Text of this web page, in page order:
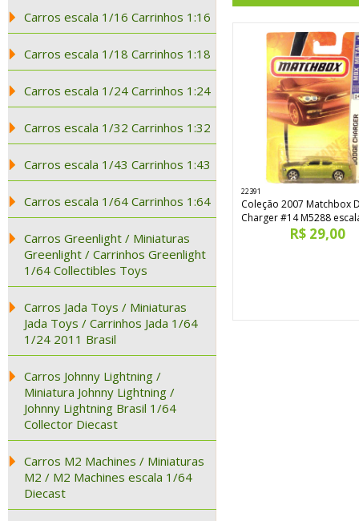
Carros escala 1/16 Carrinhos 1:16
Carros escala 1/18 Carrinhos 1:18
Carros escala 1/24 Carrinhos 1:24
Carros escala 1/32 Carrinhos 1:32
Carros escala 1/43 Carrinhos 1:43
Carros escala 1/64 Carrinhos 1:64
Carros Greenlight / Miniaturas
Greenlight / Carrinhos Greenlight
1/64 Collectibles Toys
Carros Jada Toys / Miniaturas
Jada Toys / Carrinhos Jada 1/64
1/24 2011 Brasil
Carros Johnny Lightning /
Miniatura Johnny Lightning /
Johnny Lightning Brasil 1/64
Collector Diecast
Carros M2 Machines / Miniaturas
M2 / M2 Machines escala 1/64
Diecast
22391
Coleção 2007 Matchbox
Charger #14 M5288
R$ 29,00